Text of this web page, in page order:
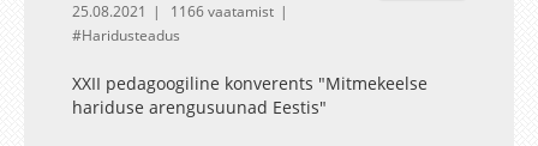
25.08.2021
1166 vaatamist
Haridusteadus
XXII pedagoogiline konverents "Mitmekeelse
hariduse arengusuunad Eestis"